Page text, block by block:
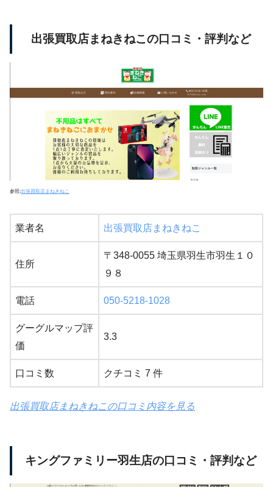
出張買取店まねきねこの口コミ・評判など
参照:出張買取店まねきねこ
業者名 出張買取店まねきねこ
住所
〒348-0055 埼玉県羽生市羽生１０
９８
電話 050-5218-1028
グーグルマップ評
価
3.3
口コミ数 クチコミ 7 件
出張買取店まねきねこの口コミ内容を見る
キングファミリー羽生店の口コミ・評判など